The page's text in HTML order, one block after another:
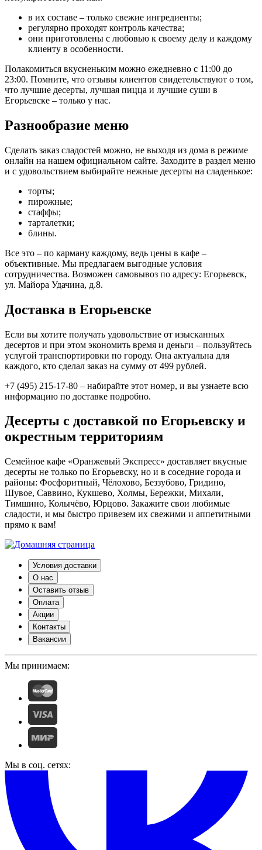
в их составе – только свежие ингредиенты;
регулярно проходят контроль качества;
они приготовлены с любовью к своему делу и каждому
клиенту в особенности.
Полакомиться вкусненьким можно ежедневно с 11:00 до
23:00. Помните, что отзывы клиентов свидетельствуют о том,
что лучшие десерты, лучшая пицца и лучшие суши в
Егорьевске – только у нас.
Разнообразие меню
Сделать заказ сладостей можно, не выходя из дома в режиме
онлайн на нашем официальном сайте. Заходите в раздел меню
и с удовольствием выбирайте нежные десерты на сладенькое:
торты;
пирожные;
стаффы;
тарталетки;
блины.
Все это – по карману каждому, ведь цены в кафе –
объективные. Мы предлагаем выгодные условия
сотрудничества. Возможен самовывоз по адресу: Егорьевск,
ул. Майора Удачина, д.8.
Доставка в Егорьевске
Если вы хотите получать удовольствие от изысканных
десертов и при этом экономить время и деньги – пользуйтесь
услугой транспортировки по городу. Она актуальна для
каждого, кто сделал заказ на сумму от 499 рублей.
+7 (495) 215-17-80 – набирайте этот номер, и вы узнаете всю
информацию по доставке подробно.
Десерты с доставкой по Егорьевску и
окрестным территориям
Семейное кафе «Оранжевый Экспресс» доставляет вкусные
десерты не только по Егорьевску, но и в соседние города и
районы: Фосфоритный, Чёлохово, Беззубово, Гридино,
Шувое, Саввино, Кукшево, Холмы, Бережки, Михали,
Тимшино, Колычёво, Юрцово. Закажите свои любимые
сладости, и мы быстро привезем их свежими и аппетитными
прямо к вам!
Условия доставки
О нас
Оставить отзыв
Оплата
Акции
Контакты
Вакансии
Мы принимаем:
Мы в соц. сетях: